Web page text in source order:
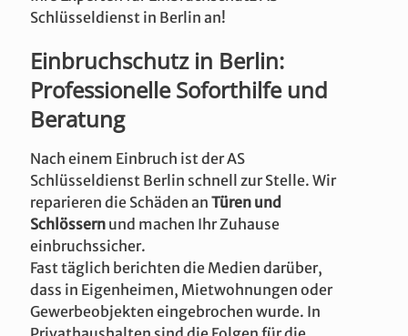
Schlüsseldienst in Berlin an!
Einbruchschutz in Berlin:
Professionelle Soforthilfe und
Beratung
Nach einem Einbruch ist der AS
Schlüsseldienst Berlin schnell zur Stelle. Wir
reparieren die Schäden an Türen und
Schlössern und machen Ihr Zuhause
einbruchssicher.
Fast täglich berichten die Medien darüber,
dass in Eigenheimen, Mietwohnungen oder
Gewerbeobjekten eingebrochen wurde. In